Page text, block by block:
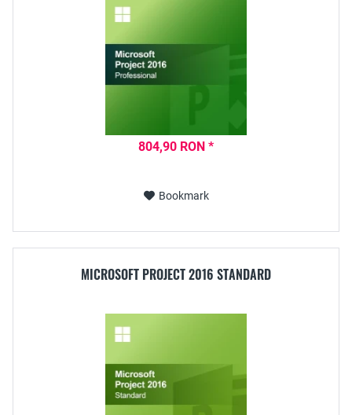
804,90 RON *
Bookmark
MICROSOFT PROJECT 2016 STANDARD